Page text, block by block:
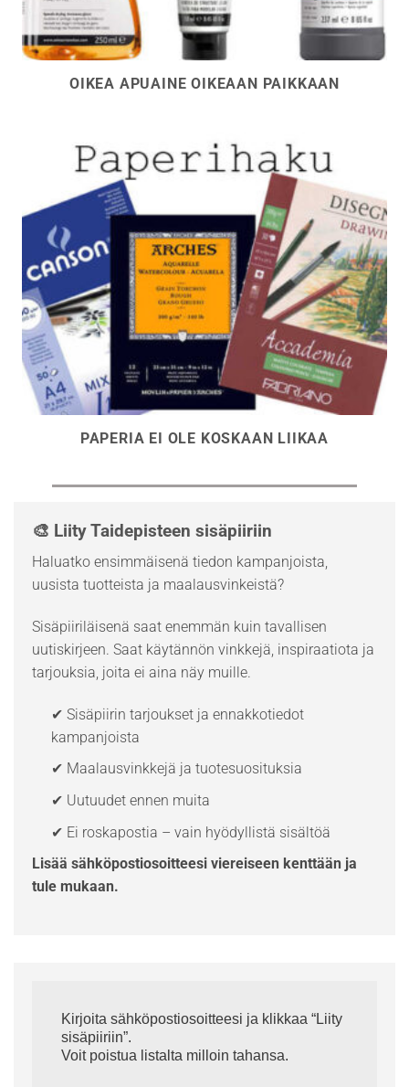
OIKEA APUAINE OIKEAAN PAIKKAAN
PAPERIA EI OLE KOSKAAN LIIKAA
🎨 Liity Taidepisteen sisäpiiriin
Haluatko ensimmäisenä tiedon kampanjoista,
uusista tuotteista ja maalausvinkeistä?
Sisäpiiriläisenä saat enemmän kuin tavallisen
uutiskirjeen. Saat käytännön vinkkejä, inspiraatiota ja
tarjouksia, joita ei aina näy muille.
✔ Sisäpiirin tarjoukset ja ennakkotiedot
kampanjoista
✔ Maalausvinkkejä ja tuotesuosituksia
✔ Uutuudet ennen muita
✔ Ei roskapostia – vain hyödyllistä sisältöä
Lisää sähköpostiosoitteesi viereiseen kenttään ja
tule mukaan.
Kirjoita sähköpostiosoitteesi ja klikkaa “Liity
sisäpiiriin”.
Voit poistua listalta milloin tahansa.